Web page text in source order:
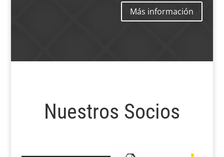
Más información
Nuestros Socios